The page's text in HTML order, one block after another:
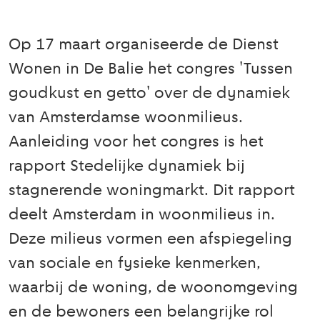
Op 17 maart organiseerde de Dienst
Wonen in De Balie het congres 'Tussen
goudkust en getto' over de dynamiek
van Amsterdamse woonmilieus.
Aanleiding voor het congres is het
rapport Stedelijke dynamiek bij
stagnerende woningmarkt. Dit rapport
deelt Amsterdam in woonmilieus in.
Deze milieus vormen een afspiegeling
van sociale en fysieke kenmerken,
waarbij de woning, de woonomgeving
en de bewoners een belangrijke rol